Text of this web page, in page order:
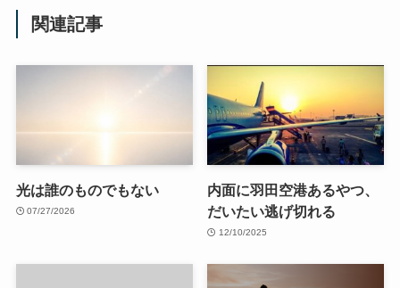
関連記事
光は誰のものでもない
07/27/2026
内面に羽田空港あるやつ、
だいたい逃げ切れる
12/10/2025